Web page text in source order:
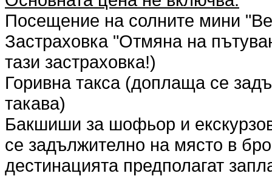
Посещение на солните мини
Застраховка "Отмяна на
тази застраховка!)
Горивна такса (доплаща се
такава)
Бакшиши за шофьор и
се задължително на място в
дестинацията предполагат